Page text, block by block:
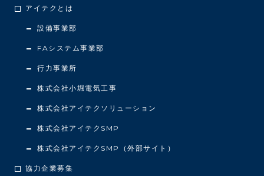
アイテクとは
設備事業部
FAシステム事業部
行力事業所
株式会社小堀電気工事
株式会社アイテクソリューション
株式会社アイテクSMP
株式会社アイテクSMP（外部サイト）
協力企業募集